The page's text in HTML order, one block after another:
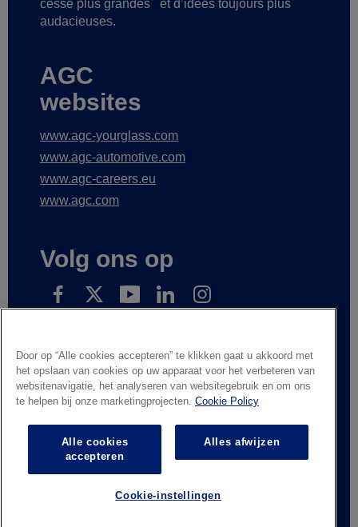
cesse plus grandes
et d’idées toujours plus
audacieuses.
AGC
websites
www.agc-yourglass.com
www.agc-automotive.com
www.agc-careers.eu
www.agc.com
Volg ons op
© AGC Glass Europe 2026
Responsible Disclosure
Algemene verkoopvoorwaarden
Inscrivez-vous pour recevoir nos nouvelles
Door op “Alle cookies accepteren” te klikken gaat u akkoord met
het opslaan van cookies op uw apparaat voor het verbeteren van
websitenavigatie, het analyseren van websitegebruik en om ons
te helpen bij onze marketingprojecten. Cookie Policy
Alle cookies
accepteren
Alles afwijzen
Cookie-instellingen